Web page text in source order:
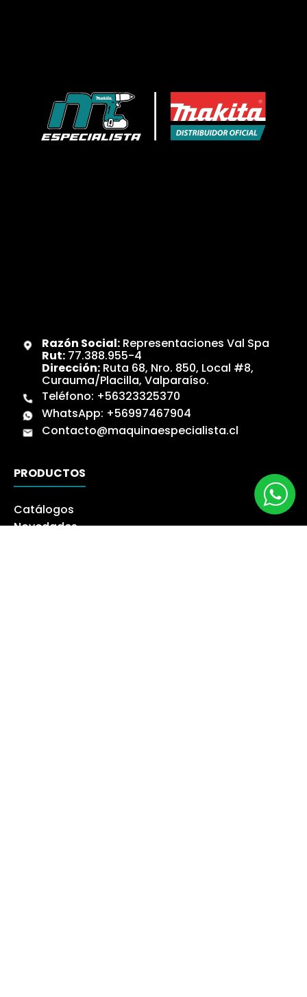
Razón Social:Representaciones Val Spa
Rut:77.388.955-4
Dirección:Ruta 68, Nro. 850, Local #8,
Curauma/Placilla, Valparaíso.
Teléfono: +56323325370
WhatsApp: +56997467904
Contacto@maquinaespecialista.cl
PRODUCTOS
Catálogos
Novedades